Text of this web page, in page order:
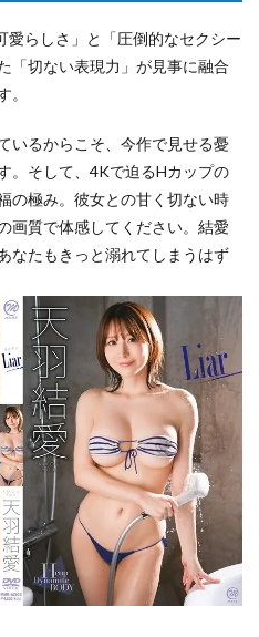
愛らしさ」と「圧倒的なセクシー
「切ない表現力」が見事に融合
。
いるからこそ、今作で見せる憂
。そして、4Kで迫るHカップの
の極み。彼女との甘く切ない時
画質で体感してください。結愛
なたもきっと溺れてしまうはず